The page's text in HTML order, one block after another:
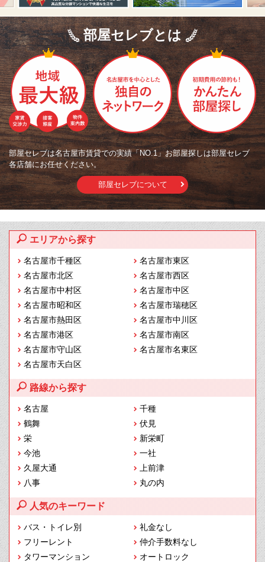
部屋セレブとは
部屋セレブは名古屋市賃貸での実績「NO.1」お部屋探しは部屋セレブ
各店舗にお任せください。
部屋セレブについて
エリアから探す
名古屋市千種区
名古屋市東区
名古屋市北区
名古屋市西区
名古屋市中村区
名古屋市中区
名古屋市昭和区
名古屋市瑞穂区
名古屋市熱田区
名古屋市中川区
名古屋市港区
名古屋市南区
名古屋市守山区
名古屋市名東区
名古屋市天白区
路線から探す
名古屋
千種
鶴舞
伏見
栄
新栄町
今池
一社
久屋大通
上前津
八事
丸の内
人気のキーワード
バス・トイレ別
礼金なし
フリーレント
仲介手数料なし
タワーマンション
オートロック